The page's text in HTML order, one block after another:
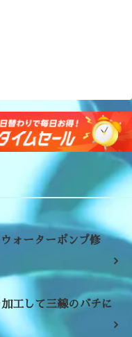
ォーターポンプ修
工して三線のバチに